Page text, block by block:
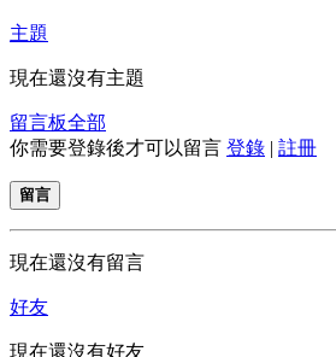
主題
現在還沒有主題
留言板全部
你需要登錄後才可以留言 登錄 | 註冊
留言
現在還沒有留言
好友
現在還沒有好友